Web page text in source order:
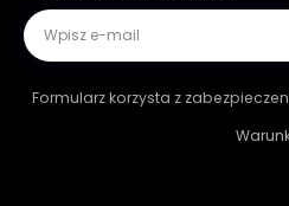
Formularz korzysta z